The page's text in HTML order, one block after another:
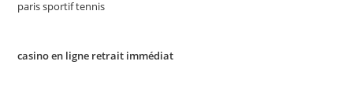
paris sportif tennis
casino en ligne retrait immédiat